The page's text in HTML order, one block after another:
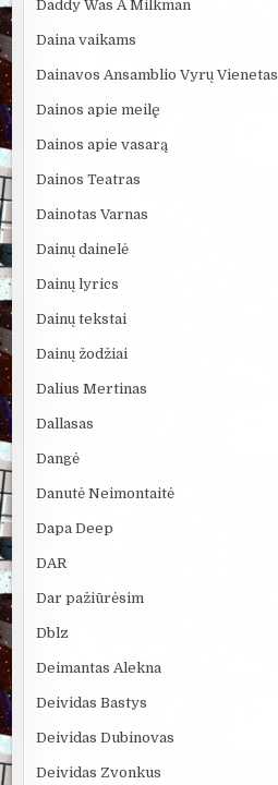
Daddy Was A Milkman
Daina vaikams
Dainavos Ansamblio Vyrų Vienetas
Dainos apie meilę
Dainos apie vasarą
Dainos Teatras
Dainotas Varnas
Dainų dainelė
Dainų lyrics
Dainų tekstai
Dainų žodžiai
Dalius Mertinas
Dallasas
Dangė
Danutė Neimontaitė
Dapa Deep
DAR
Dar pažiūrėsim
Dblz
Deimantas Alekna
Deividas Bastys
Deividas Dubinovas
Deividas Zvonkus